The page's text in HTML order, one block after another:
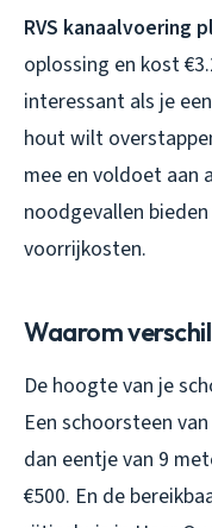
RVS kanaalvoering
oplossing en kost
interessant als je
hout wilt
mee en voldoet aan
noodgevallen
voorrijkosten.
Waarom
De hoogte van je
Een schoorsteen
dan eentje van 9
€500. En de